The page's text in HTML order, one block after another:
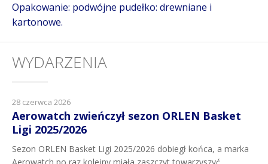
Opakowanie: podwójne pudełko: drewniane i
kartonowe.
WYDARZENIA
28 czerwca 2026
Aerowatch zwieńczył sezon ORLEN Basket
Ligi 2025/2026
Sezon ORLEN Basket Ligi 2025/2026 dobiegł końca, a marka